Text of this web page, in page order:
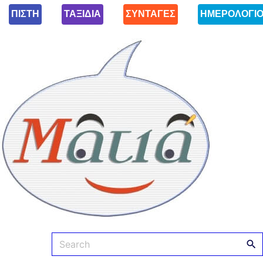
ΠΙΣΤΗ ΤΑΞΙΔΙΑ ΣΥΝΤΑΓΕΣ ΗΜΕΡΟΛΟΓΙΟ